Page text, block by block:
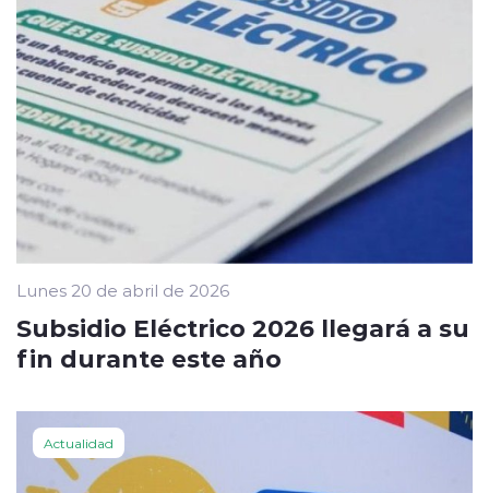
Lunes 20 de abril de 2026
Subsidio Eléctrico 2026 llegará a su
fin durante este año
Actualidad